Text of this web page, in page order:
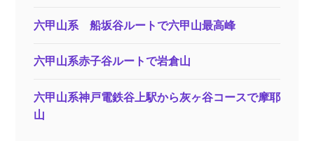
六甲山系 船坂谷ルートで六甲山最高峰
六甲山系赤子谷ルートで岩倉山
六甲山系神戸電鉄谷上駅から灰ヶ谷コースで摩耶
山